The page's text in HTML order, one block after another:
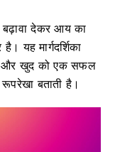
बढ़ावा देकर आय का
यह मार्गदर्शिका
और खुद को एक सफल
बताती है।